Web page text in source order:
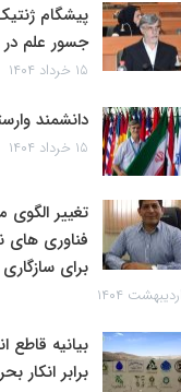
پیشگام
جسور علم در
۱۵ خرداد ۱۴۰۴
دانشمند
۱۵ خرداد ۱۴۰۴
تغییر
فناوری های
برای
بیانیه
برابر انکار